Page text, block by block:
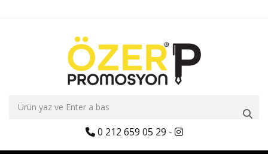
0 212 659 05 29 -